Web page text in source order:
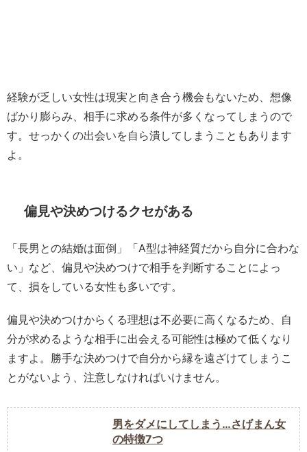
経験が乏しい女性は現実と向き合う機会もないため、想像
ばかり膨らみ、相手に求める条件が多くなってしまうので
す。せっかくの出会いを自ら潰してしまうこともあります
よ。
偏見や決めつけるクセがある
「長男との結婚は面倒」「A型は神経質だから自分に合わな
い」など、偏見や決めつけで相手を判断することによっ
て、損をしている女性も多いです。
偏見や決めつけからくる理想は不必要に高くなるため、自
分が求めるような相手に出会える可能性は極めて低くなり
ますよ。勝手な決めつけで自分から縁を遠ざけてしまうこ
とがないよう、注意しなければいけません。
男をダメにしてしまう…さげまん女
の特徴7つ